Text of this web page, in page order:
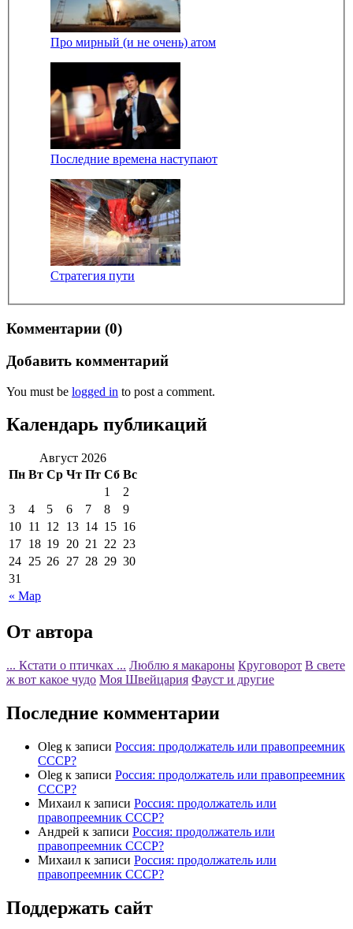
Про мирный (и не очень) атом
Последние времена наступают
Стратегия пути
Комментарии (0)
Добавить комментарий
You must be logged in to post a comment.
Календарь публикаций
Август 2026
Пн Вт Ср Чт Пт Сб Вс
« Мар
1
2
3
4 5 6 7 8
9
10 11 12 13 14 15 16
17 18 19 20 21 22 23
24 25 26 27 28 29 30
31
От автора
... Кстати о птичках ... Люблю я макароны Круговорот В свете
ж вот какое чудо Моя Швейцария Фауст и другие
Последние комментарии
Oleg к записи Россия: продолжатель или правопреемник
СССР?
Oleg к записи Россия: продолжатель или правопреемник
СССР?
Михаил к записи Россия: продолжатель или
правопреемник СССР?
Андрей к записи Россия: продолжатель или
правопреемник СССР?
Михаил к записи Россия: продолжатель или
правопреемник СССР?
Поддержать сайт